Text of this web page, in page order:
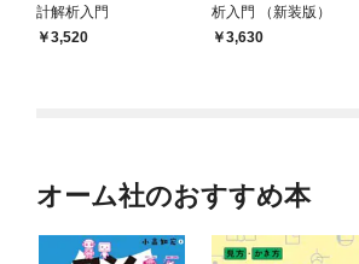
計解析入門
3,520
析入門 （新装版）
3,630
オーム社のおすすめ本